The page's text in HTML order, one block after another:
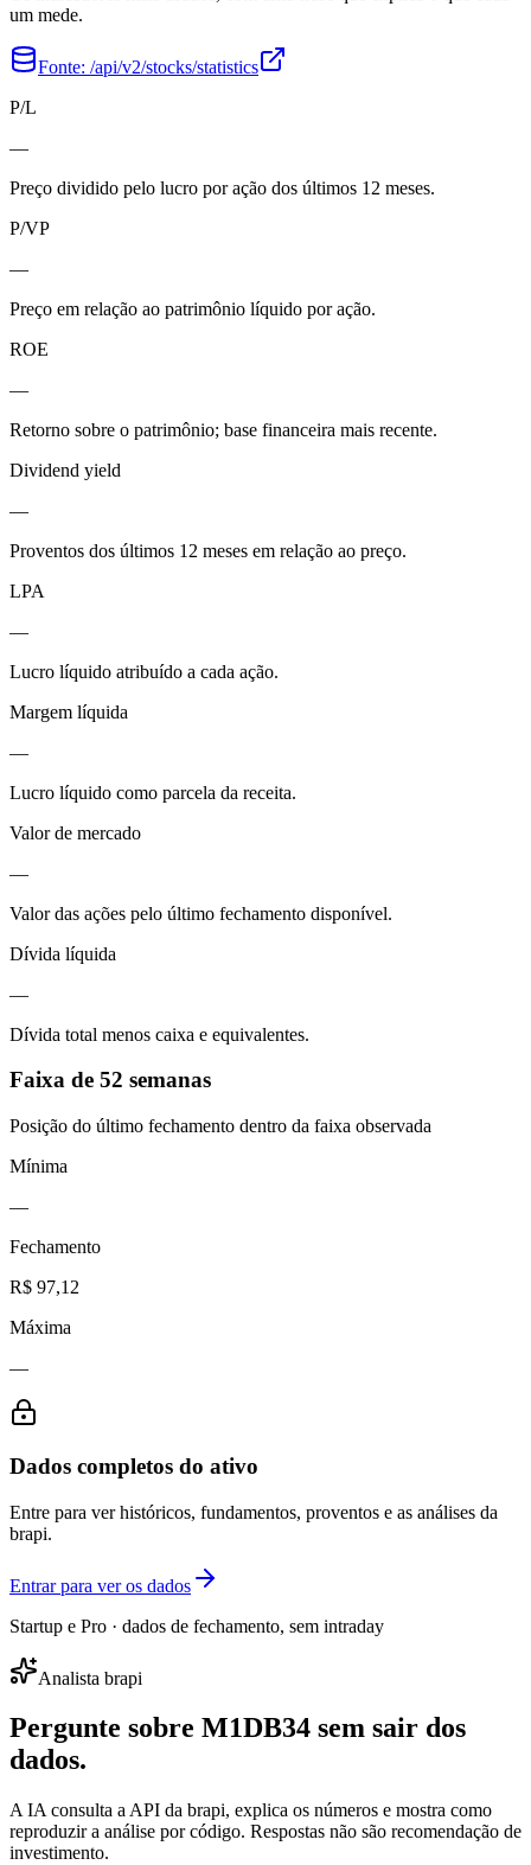
um mede.
Fonte: /api/v2/stocks/statistics
P/L
—
Preço dividido pelo lucro por ação dos últimos 12 meses.
P/VP
—
Preço em relação ao patrimônio líquido por ação.
ROE
—
Retorno sobre o patrimônio; base financeira mais recente.
Dividend yield
—
Proventos dos últimos 12 meses em relação ao preço.
LPA
—
Lucro líquido atribuído a cada ação.
Margem líquida
—
Lucro líquido como parcela da receita.
Valor de mercado
—
Valor das ações pelo último fechamento disponível.
Dívida líquida
—
Dívida total menos caixa e equivalentes.
Faixa de 52 semanas
Posição do último fechamento dentro da faixa observada
Mínima
—
Fechamento
R$ 97,12
Máxima
—
Dados completos do ativo
Entre para ver históricos, fundamentos, proventos e as análises da
brapi.
Entrar para ver os dados
Startup e Pro · dados de fechamento, sem intraday
Analista brapi
Pergunte sobre M1DB34 sem sair dos
dados.
A IA consulta a API da brapi, explica os números e mostra como
reproduzir a análise por código. Respostas não são recomendação de
investimento.